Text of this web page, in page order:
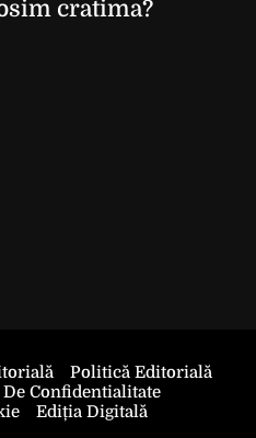
cratima?
Politică Editorială
Confidentialitate
Ediția Digitală